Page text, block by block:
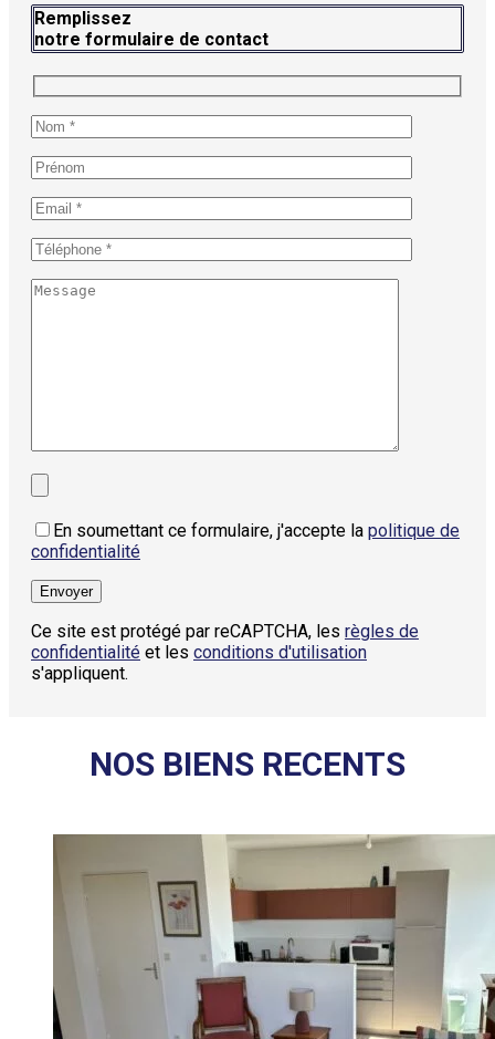
Remplissez
notre formulaire de contact
En soumettant ce formulaire, j'accepte la politique de
confidentialité
Ce site est protégé par reCAPTCHA, les règles de
confidentialité et les conditions d'utilisation
s'appliquent.
NOS BIENS RECENTS​​